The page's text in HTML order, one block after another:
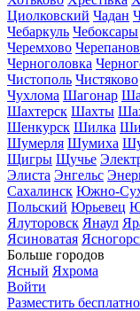
Циолковский Чадан
Чебаркуль Чебоксары
Черемхово
Черноголовка
Чистополь Чистяково
Чухлома Шагонар
Шахтерск Шахты
Шенкурск Шилка
Шумерля Шумиха
Щигры Щучье
Элиста Энгельс
Сахалинск Южно-
Польский Юрьевец
Ялуторовск Янаул
Ясиноватая
Больше городов
Ясный Яхрома
Войти
Разместить бесплатно